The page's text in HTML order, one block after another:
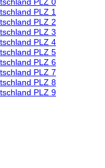
PLZ 1
PLZ 2
PLZ 3
PLZ 4
PLZ 5
PLZ 6
PLZ 7
PLZ 8
PLZ 9